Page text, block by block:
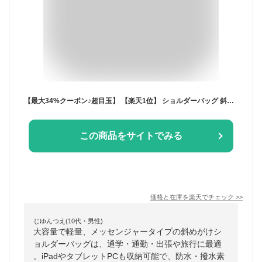
【最大34%クーポン♪超目玉】 【楽天1位】 ショルダーバッグ 斜めがけ メンズ 大きめ ボディバッグ メッセンジャーバッグ 斜めがけバッグ 大容量 防水 撥水 シュルダーバック ボディバック 通学 出張 iPad タブレットPC 軽い 通勤 旅行 大学生
この商品をサイトでみる
価格と在庫を楽天でチェック >>
じゆんつえ(10代・男性)
大容量で軽量、メッセンジャータイプの斜めがけシ
ョルダーバッグは、通学・通勤・出張や旅行に最適
。iPadやタブレットPCも収納可能で、防水・撥水素